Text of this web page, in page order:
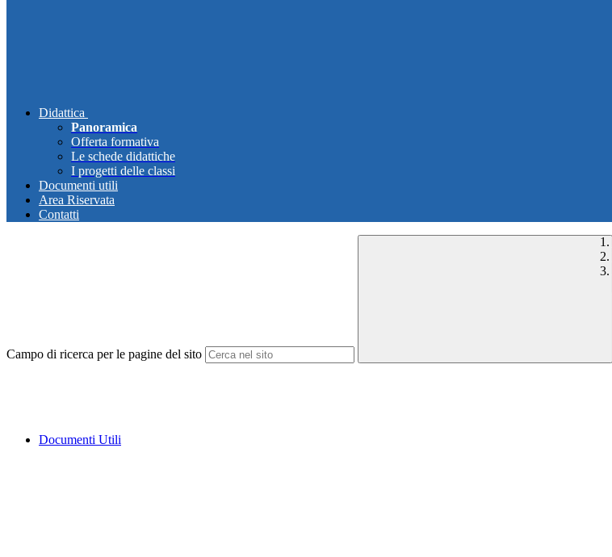
Didattica
Panoramica
Offerta formativa
Le schede didattiche
I progetti delle classi
Documenti utili
Area Riservata
Contatti
Campo di ricerca per le pagine del sito
Documenti Utili